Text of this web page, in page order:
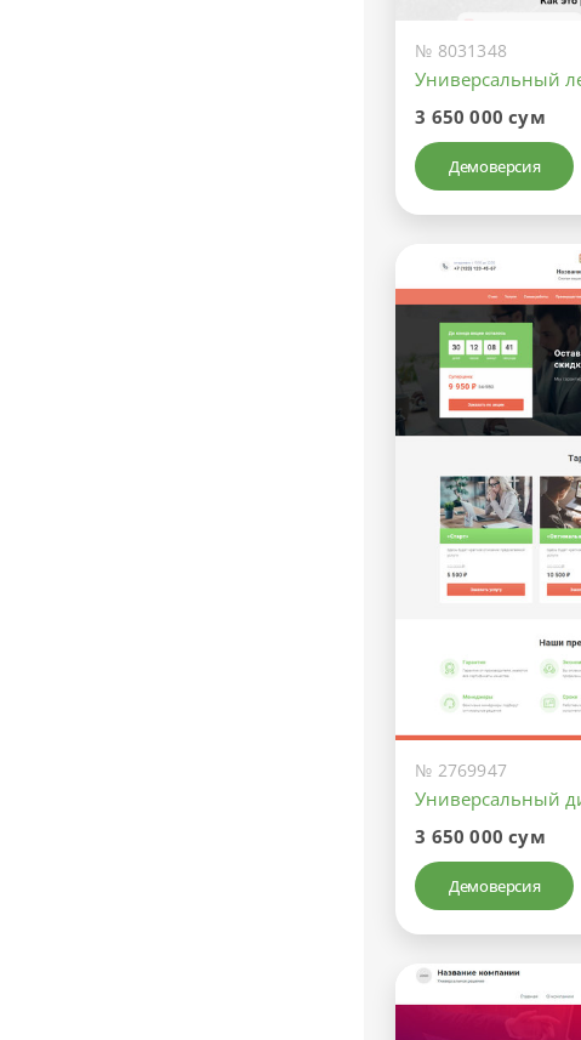
№ 8031348
Универсальный
3 650 000 сум
Демоверсия
№ 2769947
Универсальный
3 650 000 сум
Демоверсия